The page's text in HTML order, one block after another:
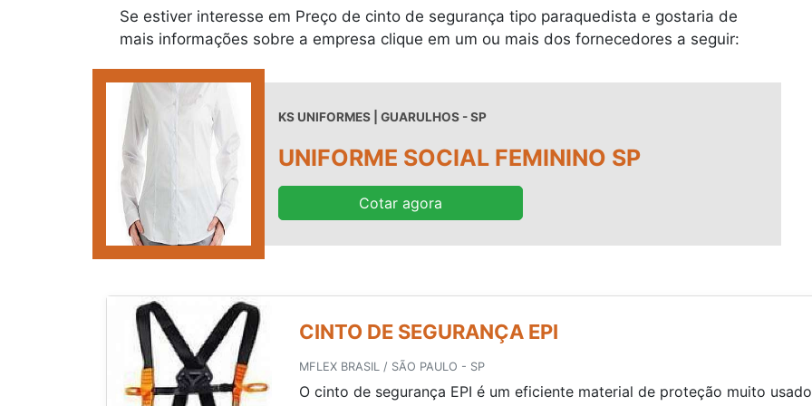
Se estiver interesse em Preço de cinto de segurança tipo paraquedista e gostaria de
mais informações sobre a empresa clique em um ou mais dos fornecedores a seguir:
KS UNIFORMES | GUARULHOS - SP
UNIFORME SOCIAL FEMININO SP
Cotar agora
CINTO DE SEGURANÇA EPI
MFLEX BRASIL / SÃO PAULO - SP
O cinto de segurança EPI é um eficiente material de proteção muito